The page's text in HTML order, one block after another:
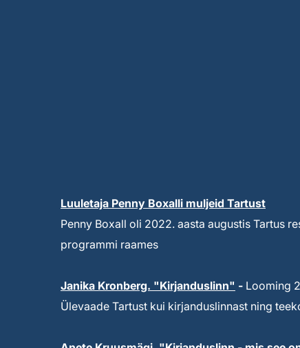
Luuletaja Penny Boxalli muljeid Tartust
Penny Boxall oli 2022. aasta augustis Tartus
programmi raames
Janika Kronberg. "Kirjanduslinn" -Looming
Ülevaade Tartust kui kirjanduslinnast ning